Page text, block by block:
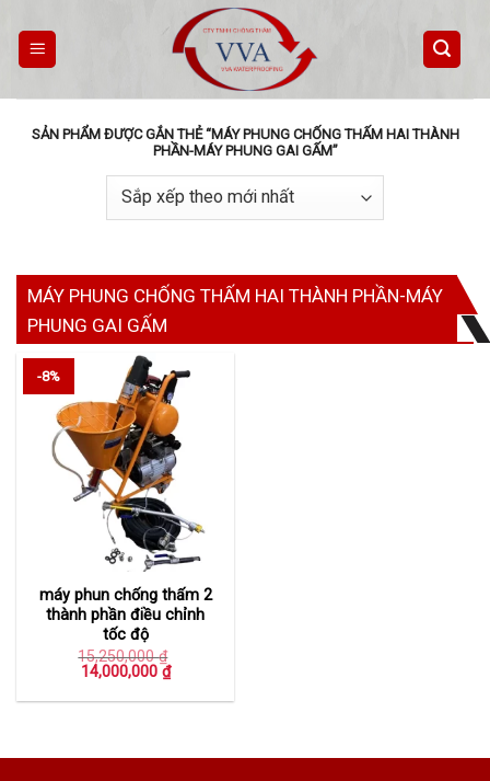
content
SẢN PHẨM ĐƯỢC GẮN THẺ “MÁY PHUNG CHỐNG THẤM HAI THÀNH
PHẦN-MÁY PHUNG GAI GẤM”
MÁY PHUNG CHỐNG THẤM HAI THÀNH PHẦN-MÁY
PHUNG GAI GẤM
-8%
máy phun chống thấm 2
thành phần điều chỉnh
tốc độ
15,250,000₫
Giá
là:
14,000,000 ₫Giá
hiện
tại